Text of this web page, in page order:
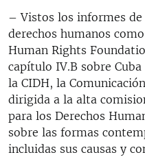
– Vistos los informes de
derechos humanos
Human Rights
capítulo IV.B sobre
la CIDH, la
dirigida a la alta
para los Derechos
sobre las formas
incluidas sus causas y